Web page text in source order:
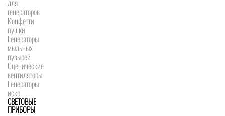
для
генераторов
Конфетти
пушки
Генераторы
мыльных
пузырей
Сценические
вентиляторы
Генераторы
искр
СВЕТОВЫЕ
ПРИБОРЫ